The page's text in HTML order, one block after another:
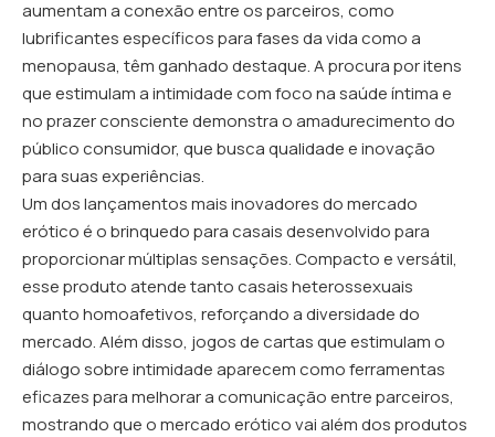
aumentam a conexão entre os parceiros, como
lubrificantes específicos para fases da vida como a
menopausa, têm ganhado destaque. A procura por itens
que estimulam a intimidade com foco na saúde íntima e
no prazer consciente demonstra o amadurecimento do
público consumidor, que busca qualidade e inovação
para suas experiências.
Um dos lançamentos mais inovadores do mercado
erótico é o brinquedo para casais desenvolvido para
proporcionar múltiplas sensações. Compacto e versátil,
esse produto atende tanto casais heterossexuais
quanto homoafetivos, reforçando a diversidade do
mercado. Além disso, jogos de cartas que estimulam o
diálogo sobre intimidade aparecem como ferramentas
eficazes para melhorar a comunicação entre parceiros,
mostrando que o mercado erótico vai além dos produtos